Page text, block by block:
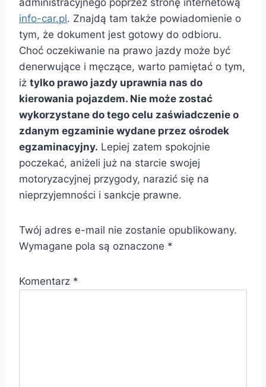
administracyjnego poprzez stronę internetową
info-car.pl. Znajdą tam także powiadomienie o
tym, że dokument jest gotowy do odbioru.
Choć oczekiwanie na prawo jazdy może być
denerwujące i męczące, warto pamiętać o tym,
iż tylko prawo jazdy uprawnia nas do
kierowania pojazdem. Nie może zostać
wykorzystane do tego celu zaświadczenie o
zdanym egzaminie wydane przez ośrodek
egzaminacyjny. Lepiej zatem spokojnie
poczekać, aniżeli już na starcie swojej
motoryzacyjnej przygody, narazić się na
nieprzyjemności i sankcje prawne.
Twój adres e-mail nie zostanie opublikowany.
Wymagane pola są oznaczone *
Komentarz *